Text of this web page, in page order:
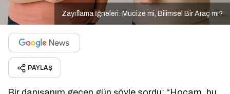
Zayıflama İğneleri: Mucize mi, Bilimsel Bir Araç mı?
PAYLAŞ